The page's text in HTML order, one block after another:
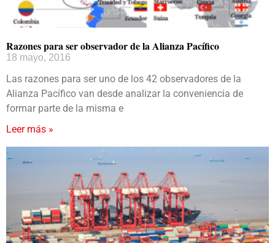
Razones para ser observador de la Alianza Pacífico
18 mayo, 2016
Las razones para ser uno de los 42 observadores de la
Alianza Pacífico van desde analizar la conveniencia de
formar parte de la misma e
Leer más »